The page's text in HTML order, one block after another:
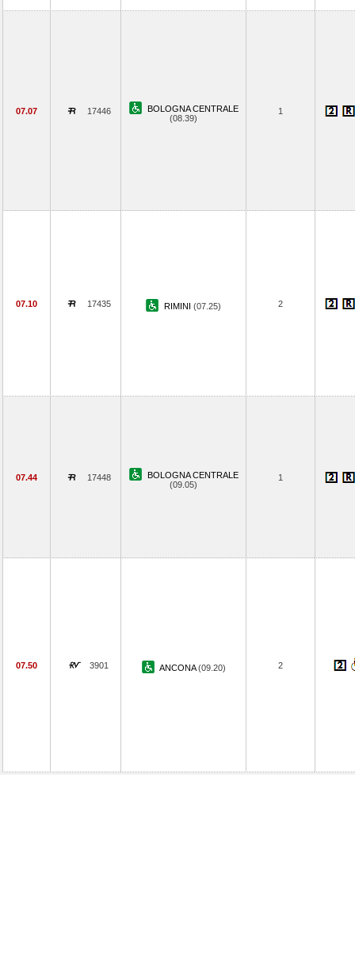
07.07 17446
BOLOGNA CENTRALE
(08.39)
1
07.10 17435 RIMINI (07.25) 2
07.44 17448
BOLOGNA CENTRALE
(09.05)
1
07.50 3901 ANCONA(09.20) 2